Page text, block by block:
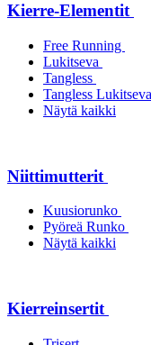
Kierre-Elementit
Free Running
Lukitseva
Tangless
Tangless Lukitseva
Näytä kaikki
Niittimutterit
Kuusiorunko
Pyöreä Runko
Näytä kaikki
Kierreinsertit